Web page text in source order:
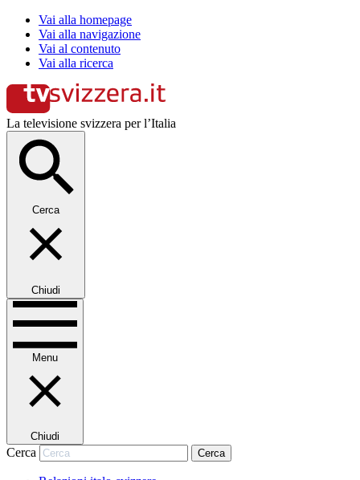
Vai alla homepage
Vai alla navigazione
Vai al contenuto
Vai alla ricerca
La televisione svizzera per l’Italia
Cerca
Chiudi
Menu
Chiudi
Cerca Cerca